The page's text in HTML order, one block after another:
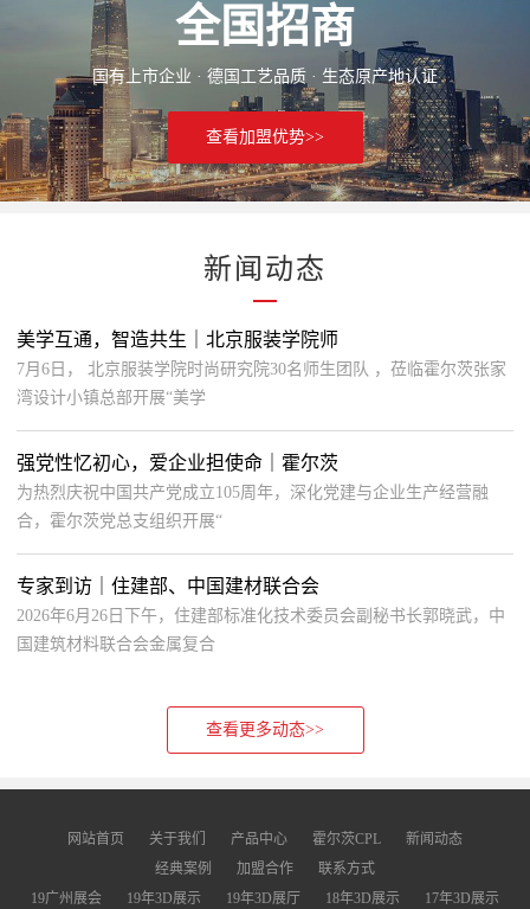
全国招商
国有上市企业 · 德国工艺品质 · 生态原产地认证
查看加盟优势>>
新闻动态
美学互通，智造共生｜北京服装学院师
7月6日， 北京服装学院时尚研究院30名师生团队 ，莅临霍尔茨张家
湾设计小镇总部开展“美学
强党性忆初心，爱企业担使命｜霍尔茨
为热烈庆祝中国共产党成立105周年，深化党建与企业生产经营融
合，霍尔茨党总支组织开展“
专家到访｜住建部、中国建材联合会
2026年6月26日下午，住建部标准化技术委员会副秘书长郭晓武，中
国建筑材料联合会金属复合
查看更多动态>>
网站首页 关于我们 产品中心 霍尔茨CPL
新闻动态
经典案例
加盟合作
联系方式
19广州展会
19年3D展示 19年3D展厅 18年3D展示 17年3D展示